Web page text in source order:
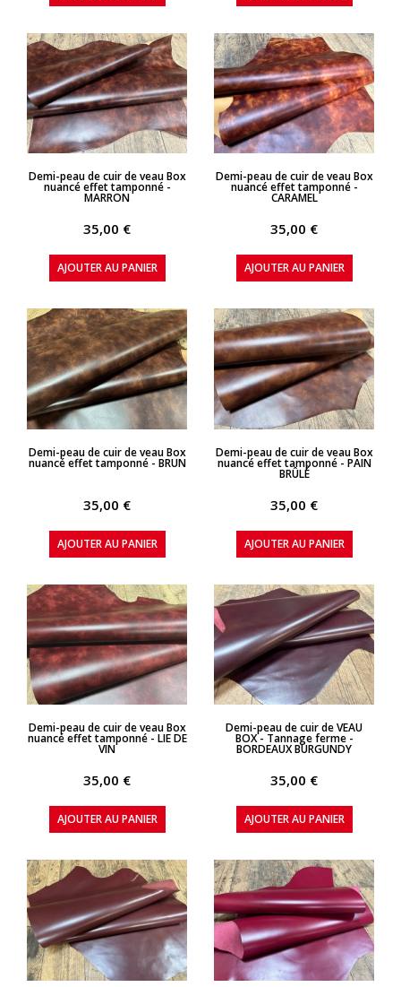
APERÇU RAPIDE
Demi-peau de cuir de veau Box
nuancé effet tamponné -
MARRON
35,00 €
AJOUTER AU PANIER
APERÇU RAPIDE
Demi-peau de cuir de veau Box
nuancé effet tamponné -
CARAMEL
35,00 €
AJOUTER AU PANIER
APERÇU RAPIDE
Demi-peau de cuir de veau Box
nuancé effet tamponné - BRUN
35,00 €
AJOUTER AU PANIER
APERÇU RAPIDE
Demi-peau de cuir de veau Box
nuancé effet tamponné - PAIN
BRÛLÉ
35,00 €
AJOUTER AU PANIER
APERÇU RAPIDE
Demi-peau de cuir de veau Box
nuancé effet tamponné - LIE DE
VIN
35,00 €
AJOUTER AU PANIER
APERÇU RAPIDE
Demi-peau de cuir de VEAU
BOX - Tannage ferme -
BORDEAUX BURGUNDY
35,00 €
AJOUTER AU PANIER